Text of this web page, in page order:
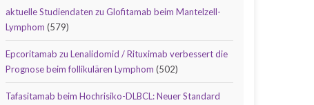
aktuelle Studiendaten zu Glofitamab beim Mantelzell-
Lymphom (579)
Epcoritamab zu Lenalidomid / Rituximab verbessert die
Prognose beim follikulären Lymphom (502)
Tafasitamab beim Hochrisiko-DLBCL: Neuer Standard